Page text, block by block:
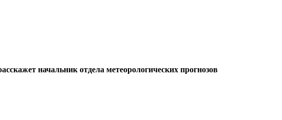
начальник отдела метеорологических прогнозов